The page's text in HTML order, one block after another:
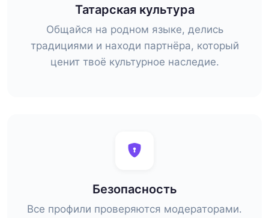
Татарская культура
Общайся на родном языке, делись
традициями и находи партнёра, который
ценит твоё культурное наследие.
Безопасность
Все профили проверяются модераторами.